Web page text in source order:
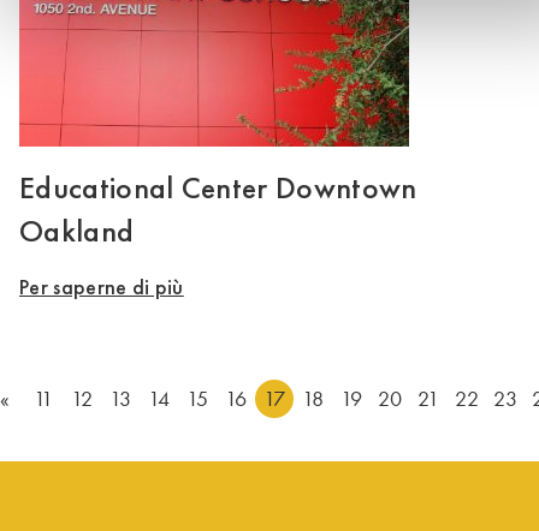
Educational Center Downtown
Oakland
Per saperne di più
« 11 12 13 14 15 16 17 18 19 20 21 22 23